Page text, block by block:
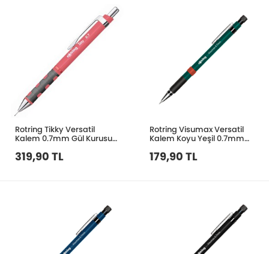
Rotring Tikky Versatil
Kalem 0.7mm Gül Kurusu
319,90 TL
Rotring Visumax Versatil
Kalem Koyu Yeşil 0.7mm
179,90 TL